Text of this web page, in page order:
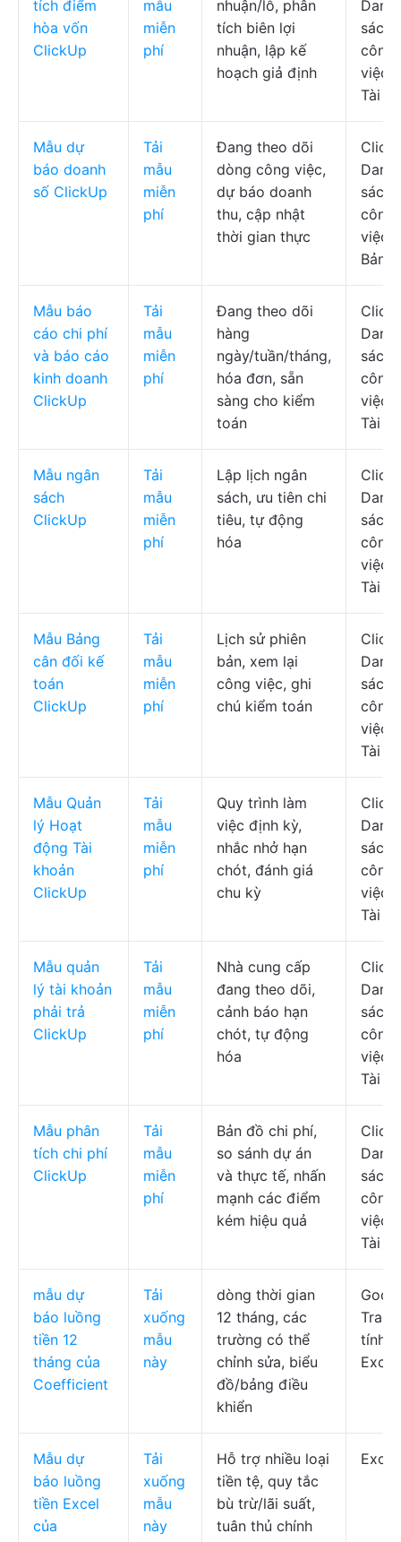
tích điểm
hòa vốn
ClickUp
mẫu
miễn
phí
nhuận/lỗ, phân
tích biên lợi
nhuận, lập kế
hoạch giả định
Danh
sách
công
việc,
Tài
Mẫu dự
báo doanh
số ClickUp
Tải
mẫu
miễn
phí
Đang theo dõi
dòng công việc,
dự báo doanh
thu, cập nhật
thời gian thực
Danh
sách
công
việc,
Bảng
Mẫu báo
cáo chi phí
và báo cáo
kinh doanh
ClickUp
Tải
mẫu
miễn
phí
Đang theo dõi
hàng
ngày/tuần/tháng,
hóa đơn, sẵn
sàng cho kiểm
toán
Danh
sách
công
việc,
Tài
Mẫu ngân
sách
ClickUp
Tải
mẫu
miễn
phí
Lập lịch ngân
sách, ưu tiên chi
tiêu, tự động
hóa
Danh
sách
công
việc,
Tài
Mẫu Bảng
cân đối kế
toán
ClickUp
Tải
mẫu
miễn
phí
Lịch sử phiên
bản, xem lại
công việc, ghi
chú kiểm toán
Danh
sách
công
việc,
Tài
Mẫu Quản
lý Hoạt
động Tài
khoản
ClickUp
Tải
mẫu
miễn
phí
Quy trình làm
việc định kỳ,
nhắc nhở hạn
chót, đánh giá
chu kỳ
Danh
sách
công
việc,
Tài
Mẫu quản
lý tài khoản
phải trả
ClickUp
Tải
mẫu
miễn
phí
Nhà cung cấp
đang theo dõi,
cảnh báo hạn
chót, tự động
hóa
Danh
sách
công
việc,
Tài
Mẫu phân
tích chi phí
ClickUp
Tải
mẫu
miễn
phí
Bản đồ chi phí,
so sánh dự án
và thực tế, nhấn
mạnh các điểm
kém hiệu quả
Danh
sách
công
việc,
Tài
mẫu dự
báo luồng
tiền 12
tháng của
Coefficient
Tải
xuống
mẫu
này
dòng thời gian
12 tháng, các
trường có thể
chỉnh sửa, biểu
đồ/bảng điều
khiển
Trang
tính,
Excel
Mẫu dự
báo luồng
tiền Excel
của
Tải
xuống
mẫu
này
Hỗ trợ nhiều loại
tiền tệ, quy tắc
bù trừ/lãi suất,
tuân thủ chính
Excel